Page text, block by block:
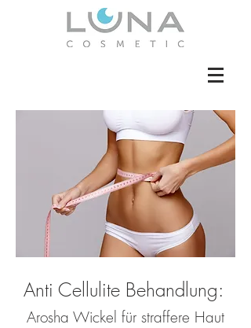
Anti Cellulite Behandlung:
Arosha Wickel für straffere Haut